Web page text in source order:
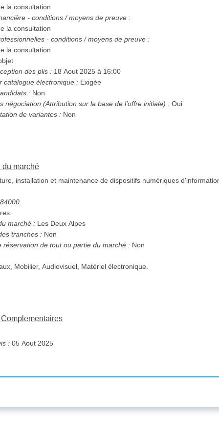
la consultation
- conditions / moyens de preuve :
la consultation
- conditions / moyens de preuve :
la consultation
des plis : 18 Aout 2025 à 16:00
catalogue électronique : Exigée
: Non
Possibilité d'attribution sans négociation (Attribution sur la base de l'offre initiale) : Oui
de variantes : Non
du marché
installation et maintenance de dispositifs numériques
marché : Les Deux Alpes
tranches : Non
réservation de tout ou partie du marché : Non
Mobilier, Audiovisuel, Matériel électronique.
: 05 Aout 2025